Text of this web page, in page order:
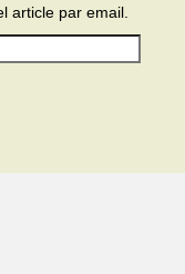
article par email.